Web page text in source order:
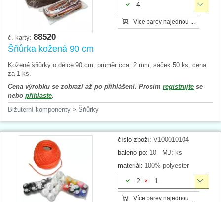
4
Více barev najednou ...
č. karty: 88520
Šňůrka kožená 90 cm
Kožené šňůrky o délce 90 cm, průměr cca. 2 mm, sáček 50 ks, cena
za 1 ks.
Cena výrobku se zobrazí až po přihlášení. Prosím registrujte se
nebo přihlaste.
Bižuterní komponenty > Šňůrky
číslo zboží: V100010104
baleno po: 10 MJ: ks
materiál: 100% polyester
2 1
Více barev najednou ...